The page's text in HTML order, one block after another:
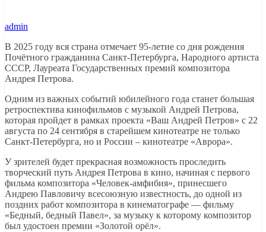
admin
В 2025 году вся страна отмечает 95-летие со дня рождения
Почётного гражданина Санкт-Петербурга, Народного артиста
СССР, Лауреата Государственных премий композитора
Андрея Петрова.
Одним из важных событий юбилейного года станет большая
ретроспектива кинофильмов с музыкой Андрей Петрова,
которая пройдет в рамках проекта «Ваш Андрей Петров» с 22
августа по 24 сентября в старейшем кинотеатре не только
Санкт-Петербурга, но и России – кинотеатре «Аврора».
У зрителей будет прекрасная возможность проследить
творческий путь Андрея Петрова в кино, начиная с первого
фильма композитора «Человек-амфибия», принесшего
Андрею Павловичу всесоюзную известность, до одной из
поздних работ композитора в кинематографе — фильму
«Бедный, бедный Павел», за музыку к которому композитор
был удостоен премии «Золотой орёл».